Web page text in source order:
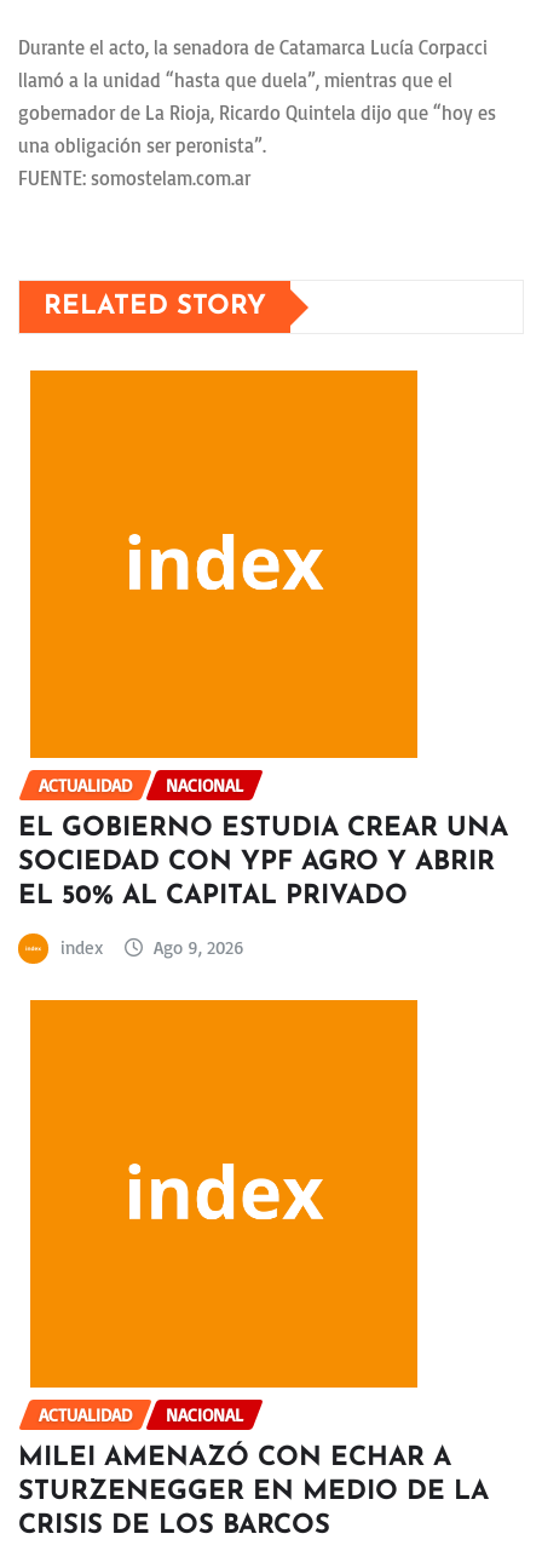
Durante el acto, la senadora de Catamarca Lucía Corpacci
llamó a la unidad “hasta que duela”, mientras que el
gobernador de La Rioja, Ricardo Quintela dijo que “hoy es
una obligación ser peronista”.
FUENTE: somostelam.com.ar
RELATED STORY
ACTUALIDAD NACIONAL
EL GOBIERNO ESTUDIA CREAR UNA
SOCIEDAD CON YPF AGRO Y ABRIR
EL 50% AL CAPITAL PRIVADO
index Ago 9, 2026
ACTUALIDAD NACIONAL
MILEI AMENAZÓ CON ECHAR A
STURZENEGGER EN MEDIO DE LA
CRISIS DE LOS BARCOS